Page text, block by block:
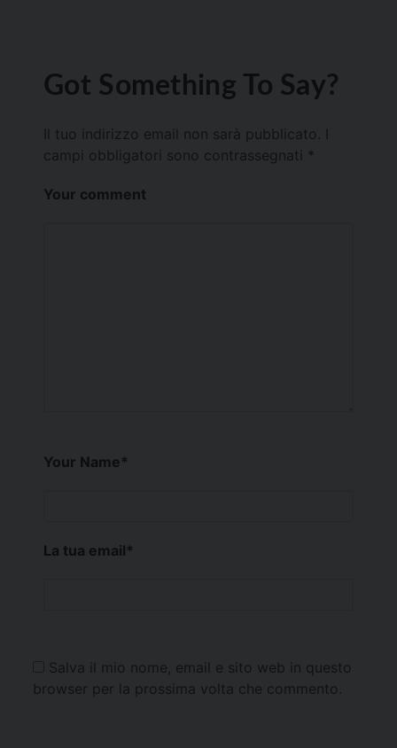
Got Something To Say?
Il tuo indirizzo email non sarà pubblicato.
campi obbligatori sono contrassegnati *
Your comment
Your Name*
La tua email*
Salva il mio nome, email e sito web in questo
browser per la prossima volta che commento.